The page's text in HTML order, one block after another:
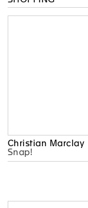
Christian Marclay
Snap!